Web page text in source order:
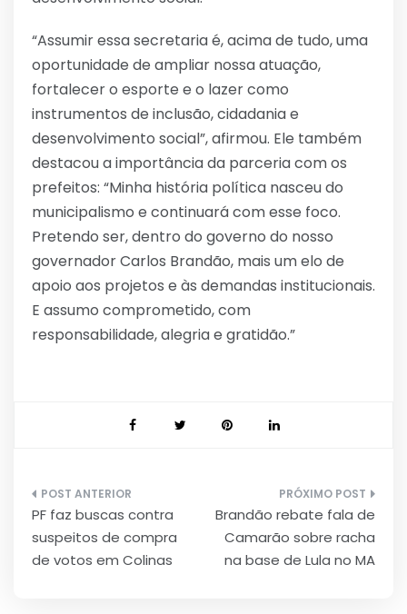
“Assumir essa secretaria é, acima de tudo, uma
oportunidade de ampliar nossa atuação,
fortalecer o esporte e o lazer como
instrumentos de inclusão, cidadania e
desenvolvimento social”, afirmou. Ele também
destacou a importância da parceria com os
prefeitos: “Minha história política nasceu do
municipalismo e continuará com esse foco.
Pretendo ser, dentro do governo do nosso
governador Carlos Brandão, mais um elo de
apoio aos projetos e às demandas institucionais.
E assumo comprometido, com
responsabilidade, alegria e gratidão.”
Navegação
de
Post
PF faz buscas contra
suspeitos de compra
de votos em Colinas
Brandão rebate fala de
Camarão sobre racha
na base de Lula no MA